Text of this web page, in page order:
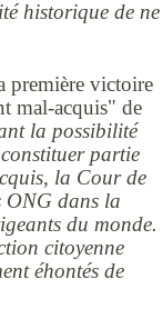
historique de ne
première victoire
mal-acquis" de
la possibilité
partie
la Cour de
ONG dans la
du monde.
citoyenne
éhontés de